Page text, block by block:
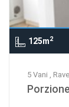
125m2
5 Vani ,